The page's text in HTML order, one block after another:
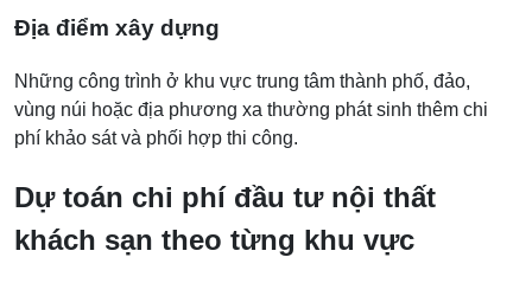
Địa điểm xây dựng
Những công trình ở khu vực trung tâm thành phố, đảo,
vùng núi hoặc địa phương xa thường phát sinh thêm chi
phí khảo sát và phối hợp thi công.
Dự toán chi phí đầu tư nội thất
khách sạn theo từng khu vực